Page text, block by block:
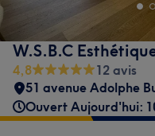
W.S.B.C
4,8
12 avis
51 avenue Adolphe
Ouvert Aujourd'hui: